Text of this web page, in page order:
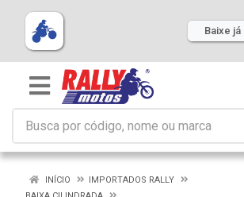
Baixe
INÍCIO
IMPORTADOS RALLY